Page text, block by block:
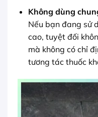
Không dùng
Nếu bạn đang sử
cao, tuyệt đối
mà không có chỉ
tương tác thuốc